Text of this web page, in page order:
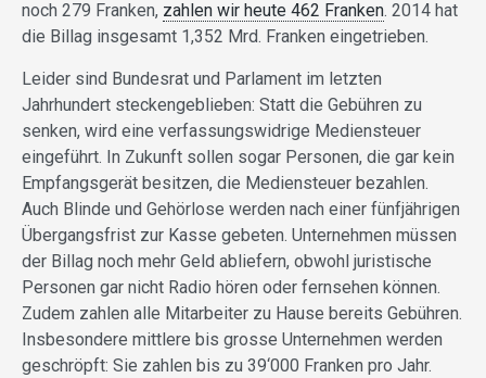
noch 279 Franken, zahlen wir heute 462 Franken. 2014 hat
die Billag insgesamt 1,352 Mrd. Franken eingetrieben.
Leider sind Bundesrat und Parlament im letzten
Jahrhundert steckengeblieben: Statt die Gebühren zu
senken, wird eine verfassungswidrige Mediensteuer
eingeführt. In Zukunft sollen sogar Personen, die gar kein
Empfangsgerät besitzen, die Mediensteuer bezahlen.
Auch Blinde und Gehörlose werden nach einer fünfjährigen
Übergangsfrist zur Kasse gebeten. Unternehmen müssen
der Billag noch mehr Geld abliefern, obwohl juristische
Personen gar nicht Radio hören oder fernsehen können.
Zudem zahlen alle Mitarbeiter zu Hause bereits Gebühren.
Insbesondere mittlere bis grosse Unternehmen werden
geschröpft: Sie zahlen bis zu 39‘000 Franken pro Jahr.